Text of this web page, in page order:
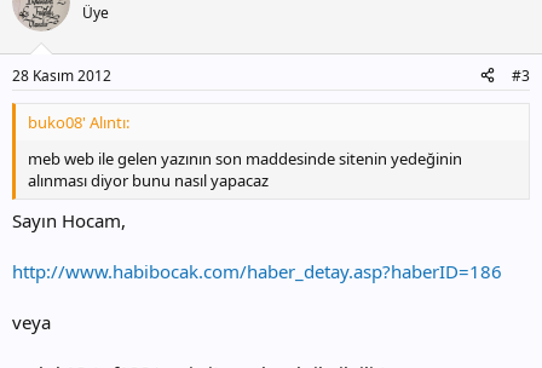
Üye
28 Kasım 2012 #3
buko08' Alıntı:
meb web ile gelen yazının son maddesinde sitenin yedeğinin
alınması diyor bunu nasıl yapacaz
Sayın Hocam,
http://www.habibocak.com/haber_detay.asp?haberID=186
veya